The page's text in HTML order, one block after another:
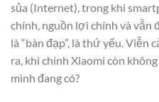
sủa (Internet), trong khi
chính, nguồn lợi chính và
là “bàn đạp”, là thứ yếu. Viễn
ra, khi chính Xiaomi còn
mình đang có?